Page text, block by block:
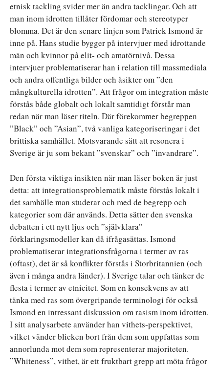
etnisk tackling svider mer än andra tacklingar. Och att
man inom idrotten tillåter fördomar och stereotyper
blomma. Det är den senare linjen som Patrick Ismond är
inne på. Hans studie bygger på intervjuer med idrottande
män och kvinnor på elit- och amatörnivå. Dessa
intervjuer problematiserar han i relation till massmediala
och andra offentliga bilder och åsikter om ”den
mångkulturella idrotten”. Att frågor om integration måste
förstås både globalt och lokalt samtidigt förstår man
redan när man läser titeln. Där förekommer begreppen
”Black” och ”Asian”, två vanliga kategoriseringar i det
brittiska samhället. Motsvarande sätt att resonera i
Sverige är ju som bekant ”svenskar” och ”invandrare”.
Den första viktiga insikten när man läser boken är just
detta: att integrationsproblematik måste förstås lokalt i
det samhälle man studerar och med de begrepp och
kategorier som där används. Detta sätter den svenska
debatten i ett nytt ljus och ”självklara”
förklaringsmodeller kan då ifrågasättas. Ismond
problematiserar integrationsfrågorna i termer av ras
(oftast), det är så konflikter förstås i Storbritannien (och
även i många andra länder). I Sverige talar och tänker de
flesta i termer av etnicitet. Som en konsekvens av att
tänka med ras som övergripande terminologi för också
Ismond en intressant diskussion om rasism inom idrotten.
I sitt analysarbete använder han vithets-perspektivet,
vilket vänder blicken bort från dem som uppfattas som
annorlunda mot dem som representerar majoriteten.
”Whiteness”, vithet, är ett fruktbart grepp att möta frågor